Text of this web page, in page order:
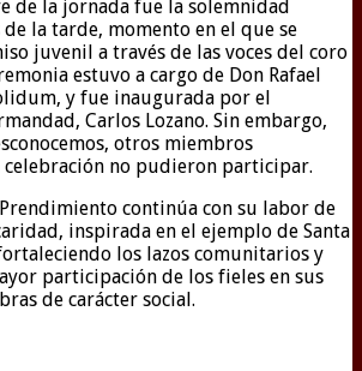
de la jornada fue la solemnidad
de la tarde, momento en el que se
juvenil a través de las voces del coro
estuvo a cargo de Don Rafael
y fue inaugurada por el
Carlos Lozano. Sin embargo,
otros miembros
no pudieron participar.
continúa con su labor de
inspirada en el ejemplo de Santa
los lazos comunitarios y
participación de los fieles en sus
de carácter social.